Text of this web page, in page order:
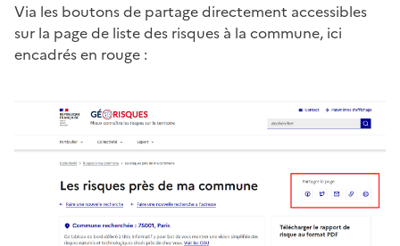
Via les boutons de partage directement accessibles
sur la page de liste des risques à la commune, ici
encadrés en rouge :